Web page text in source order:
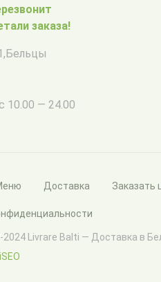
заказа!
,Бельцы
10.00 — 24.00
Доставка Заказать
Livrare Balti — Доставка в
iSEO